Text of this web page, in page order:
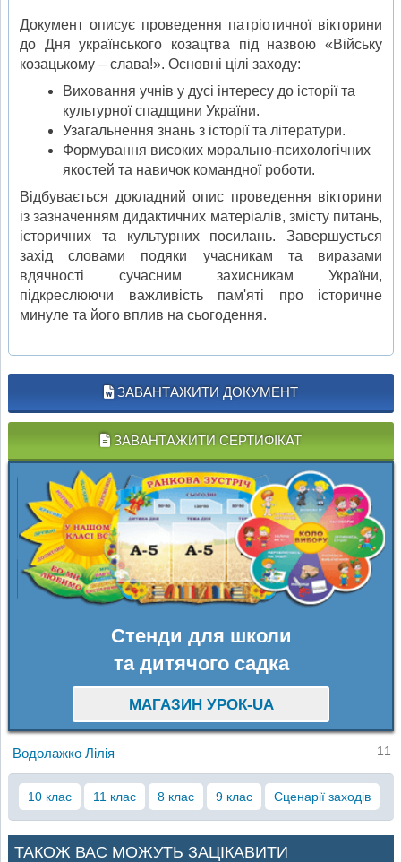
Документ описує проведення патріотичної вікторини
до Дня українського козацтва під назвою «Війську
козацькому – слава!». Основні цілі заходу:
Виховання учнів у дусі інтересу до історії та
культурної спадщини України.
Узагальнення знань з історії та літератури.
Формування високих морально-психологічних
якостей та навичок командної роботи.
Відбувається докладний опис проведення вікторини
із зазначенням дидактичних матеріалів, змісту питань,
історичних та культурних посилань. Завершується
захід словами подяки учасникам та виразами
вдячності сучасним захисникам України,
підкреслюючи важливість пам'яті про історичне
минуле та його вплив на сьогодення.
ЗАВАНТАЖИТИ ДОКУМЕНТ
ЗАВАНТАЖИТИ СЕРТИФІКАТ
Стенди для школи
та дитячого садка
МАГАЗИН УРОК-UA
Водолажко Лілія 11
10 клас 11 клас 8 клас 9 клас Сценарії заходів
ТАКОЖ ВАС МОЖУТЬ ЗАЦІКАВИТИ